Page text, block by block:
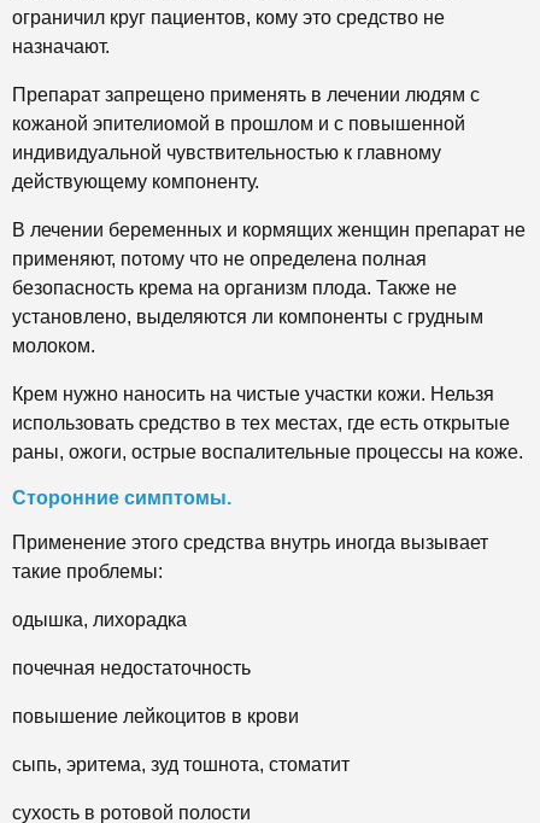
ограничил круг пациентов, кому это средство не
назначают.
Препарат запрещено применять в лечении людям с
кожаной эпителиомой в прошлом и с повышенной
индивидуальной чувствительностью к главному
действующему компоненту.
В лечении беременных и кормящих женщин препарат не
применяют, потому что не определена полная
безопасность крема на организм плода. Также не
установлено, выделяются ли компоненты с грудным
молоком.
Крем нужно наносить на чистые участки кожи. Нельзя
использовать средство в тех местах, где есть открытые
раны, ожоги, острые воспалительные процессы на коже.
Сторонние симптомы.
Применение этого средства внутрь иногда вызывает
такие проблемы:
одышка, лихорадка
почечная недостаточность
повышение лейкоцитов в крови
сыпь, эритема, зуд тошнота, стоматит
сухость в ротовой полости